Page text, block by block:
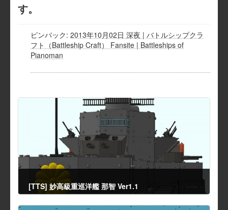
す。
ピンバック: 2013年10月02日 深夜 | バトルシップクラ
フト（Battleship Craft） Fansite | Battleships of
Pianoman
[TTS] 妙高級重巡洋艦 那智 Ver1.1
2013年10月1日